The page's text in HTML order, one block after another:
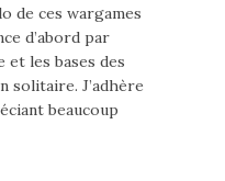
de ces wargames
d’abord par
les bases des
solitaire. J’adhère
beaucoup